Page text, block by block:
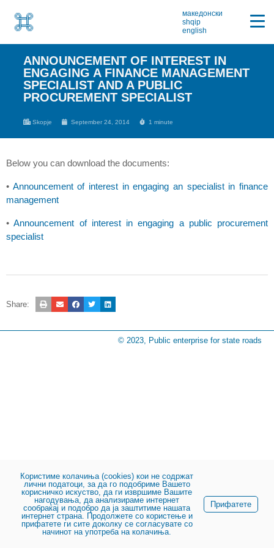
македонски
shqip
english
ANNOUNCEMENT OF INTEREST IN
ENGAGING A FINANCE MANAGEMENT
SPECIALIST AND A PUBLIC
PROCUREMENT SPECIALIST
Skopje September 24, 2014 1 minute
Below you can download the documents:
• Announcement of interest in engaging an specialist in finance
management
•Announcement of interest in engaging a public procurement
specialist
Share:
© 2023, Public enterprise for state roads
Користиме колачиња (cookies) кои не содржат
лични податоци, за да го подобриме Вашето
корисничко искуство, да ги извршиме Вашите
нагодувања, да анализираме интернет
сообраќај и подобро да ја заштитиме нашата
интернет страна. Продолжете со користење и
прифатете ги сите доколку се согласувате со
начинот на употреба на колачиња.
Прифатете